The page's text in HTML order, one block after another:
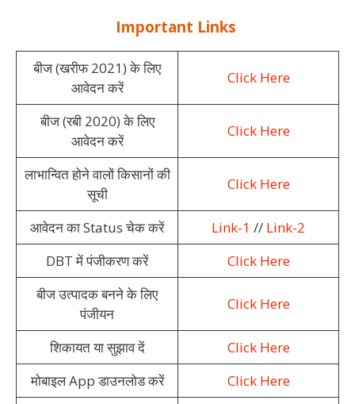
Important Links
बीज (खरीफ 2021) के लिए
आवेदन करें
Click Here
बीज (रबी 2020) के लिए
आवेदन करें
Click Here
लाभान्वित होने वालों किसानों की
सूची
Click Here
आवेदन का Status चेक करें Link-1 // Link-2
DBT में पंजीकरण करें
Click Here
बीज उत्पादक बनने के लिए
पंजीयन
Click Here
शिकायत या सुझाव दें
Click Here
मोबाइल App डाउनलोड करें
Click Here